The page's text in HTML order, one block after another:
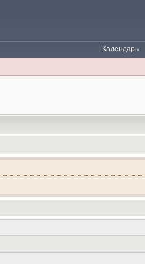
Календарь